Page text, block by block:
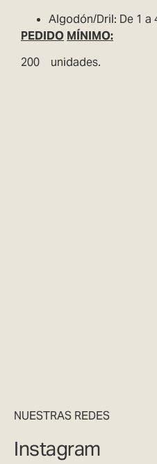
Algodón/Dril: De 1 a
PEDIDO MÍNIMO:
200 unidades.
NUESTRAS REDES
Instagram